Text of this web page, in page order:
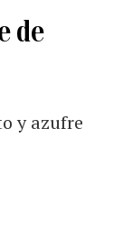
de
y azufre